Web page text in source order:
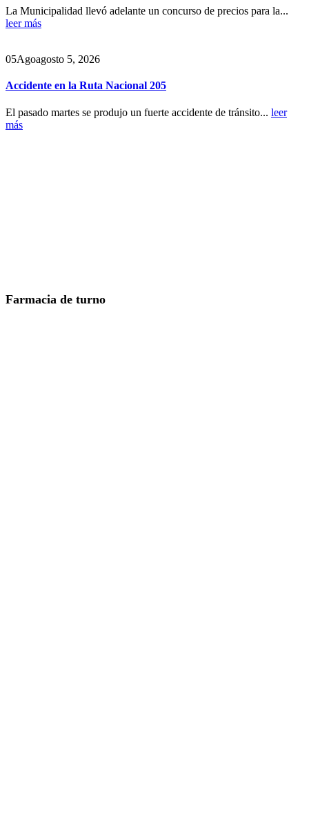
La Municipalidad llevó adelante un concurso de precios para la...
leer más
05Agoagosto 5, 2026
Accidente en la Ruta Nacional 205
El pasado martes se produjo un fuerte accidente de tránsito... leer
más
Farmacia de turno